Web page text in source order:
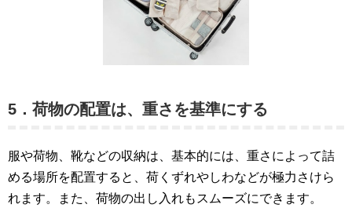
5．荷物の配置は、重さを基準にする
服や荷物、靴などの収納は、基本的には、重さによって詰
める場所を配置すると、荷くずれやしわなどが極力さけら
れます。また、荷物の出し入れもスムーズにできます。